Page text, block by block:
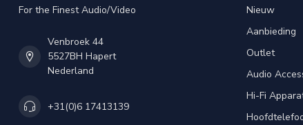
For the Finest Audio/Video
Venbroek 44
5527BH Hapert
Nederland
+31(0)6 17413139
Nieuw
Aanbieding
Outlet
Audio
Hi-Fi